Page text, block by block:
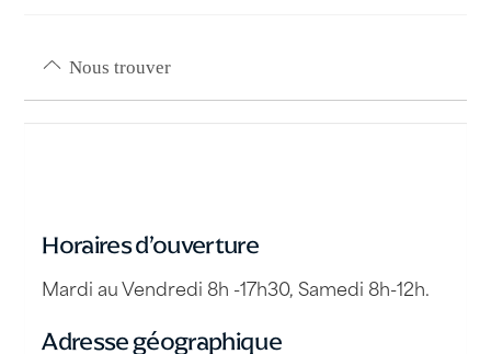
Nous trouver
Horaires d’ouverture
Mardi au Vendredi 8h -17h30, Samedi 8h-12h.
Adresse géographique